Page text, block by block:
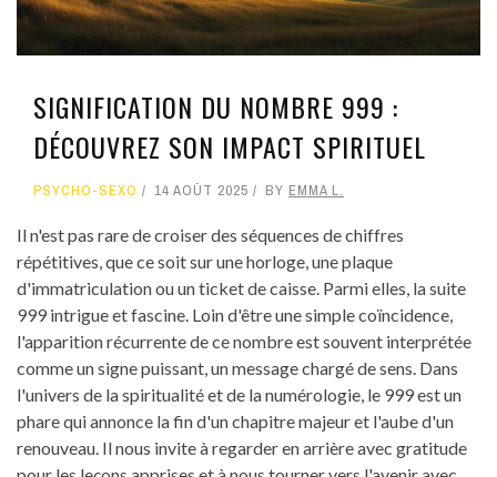
SIGNIFICATION DU NOMBRE 999 :
DÉCOUVREZ SON IMPACT SPIRITUEL
PSYCHO-SEXO 14 AOÛT 2025 BY EMMA L.
Il n'est pas rare de croiser des séquences de chiffres
répétitives, que ce soit sur une horloge, une plaque
d'immatriculation ou un ticket de caisse. Parmi elles, la suite
999 intrigue et fascine. Loin d'être une simple coïncidence,
l'apparition récurrente de ce nombre est souvent interprétée
comme un signe puissant, un message chargé de sens. Dans
l'univers de la spiritualité et de la numérologie, le 999 est un
phare qui annonce la fin d'un chapitre majeur et l'aube d'un
renouveau. Il nous invite à regarder en arrière avec gratitude